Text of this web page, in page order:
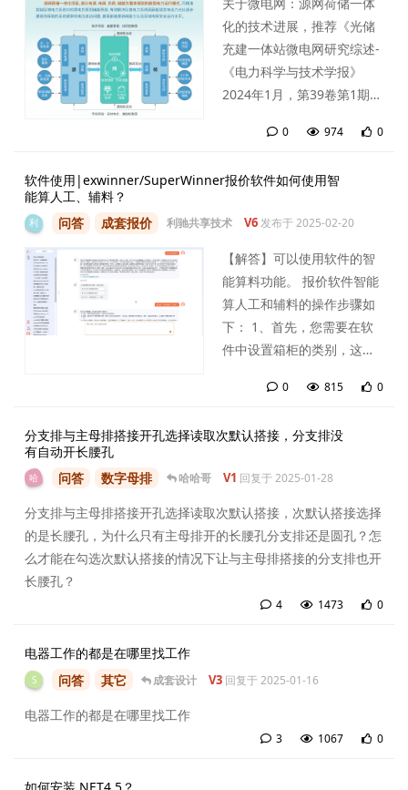
化的技术进展，推荐《光储
充建一体站微电网研究综述-
《电力科学与技术学报》
2024年1月，第39卷第1期》
0 974 0
软件使用|exwinner/SuperWinner报价软件如何使用智
能算人工、辅料？
利 问答 成套报价 利驰共享技术 V6发布于2025-02-20
【解答】可以使用软件的智
能算料功能。 报价软件智能
算人工和辅料的操作步骤如
下： 1、首先，您需要在软
件中设置箱柜的类别，这是
着，通过“费用调整”功能，
设定人工费和辅料的计算公
和辅料的公式分别设置为“人
工定额”和“辅料定额”，并确
保这些设置能够更新到您的
项目中。 3、之后，再...
0 815 0
分支排与主母排搭接开孔选择读取次默认搭接，分支排没
有自动开长腰孔
哈 问答 数字母排 哈哈哥 V1 回复于2025-01-28
分支排与主母排搭接开孔选择读取次默认搭接，次默认搭接选择
的是长腰孔，为什么只有主母排开的长腰孔分支排还是圆孔？怎
么才能在勾选次默认搭接的情况下让与主母排搭接的分支排也开
长腰孔？
4 1473 0
电器工作的都是在哪里找工作
S 问答 其它 成套设计 V3 回复于2025-01-16
电器工作的都是在哪里找工作
3 1067 0